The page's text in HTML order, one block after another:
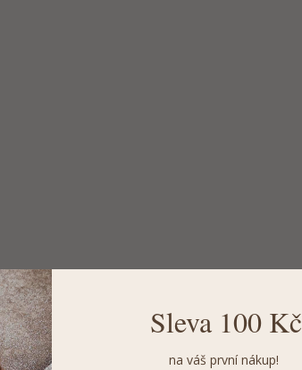
Sleva 100 Kč
na váš první nákup!